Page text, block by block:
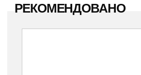
РЕКОМЕНДОВАНО